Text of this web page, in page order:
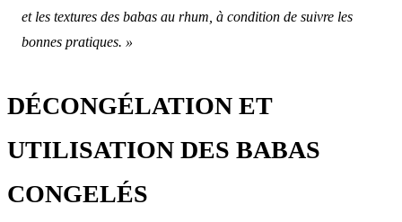
et les textures des babas au rhum, à condition de suivre les
bonnes pratiques. »
DÉCONGÉLATION ET
UTILISATION DES BABAS
CONGELÉS